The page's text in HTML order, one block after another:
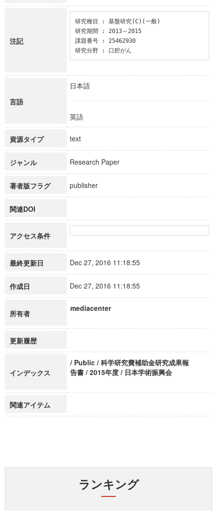
注記
研究種目 : 基盤研究(C)(一般)
研究期間 : 2013～2015
課題番号 : 25462930
研究分野 : 口腔がん
言語
日本語
英語
資源タイプ text
ジャンル Research Paper
著者版フラグ publisher
関連DOI
アクセス条件
最終更新日 Dec 27, 2016 11:18:55
作成日 Dec 27, 2016 11:18:55
所有者
mediacenter
更新履歴
インデックス
/ Public / 科学研究費補助金研究成果報
告書 / 2015年度 / 日本学術振興会
関連アイテム
ランキング